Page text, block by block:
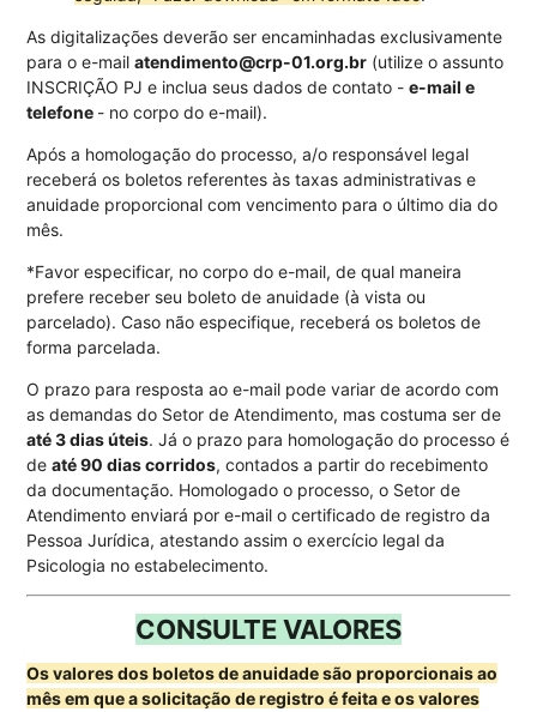
As digitalizações deverão ser encaminhadas exclusivamente
para o e-mailatendimento@crp-01.org.br (utilize o assunto
INSCRIÇÃO PJ e inclua seus dados de contato -e-mail e
telefone - no corpo do e-mail).
Após a homologação do processo, a/o responsável legal
receberá os boletos referentes às taxas administrativas e
anuidade proporcional com vencimento para o último dia do
mês.
*Favor especificar, no corpo do e-mail, de qual maneira
prefere receber seu boleto de anuidade (à vista ou
parcelado). Caso não especifique, receberá os boletos de
forma parcelada.
O prazo para resposta ao e-mail pode variar de acordo com
as demandas do Setor de Atendimento, mas costuma ser de
até 3 dias úteis. Já o prazo para homologação do processo é
deaté 90 dias corridos, contados a partir do recebimento
da documentação. Homologado o processo, o Setor de
Atendimento enviará por e-mail o certificado de registro da
Pessoa Jurídica, atestando assim o exercício legal da
Psicologia no estabelecimento.
CONSULTE VALORES
Os valores dos boletos de anuidade são proporcionais ao
mês em que a solicitação de registro é feita e os valores